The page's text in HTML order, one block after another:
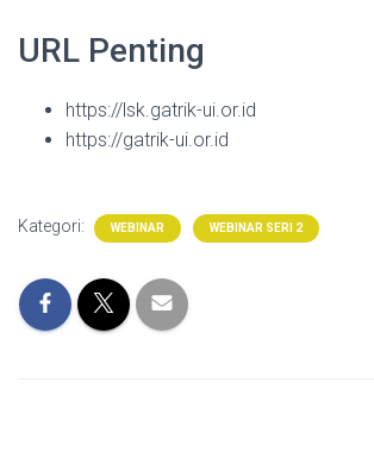
URL Penting
https://lsk.gatrik-ui.or.id
https://gatrik-ui.or.id
Kategori: WEBINAR WEBINAR SERI 2